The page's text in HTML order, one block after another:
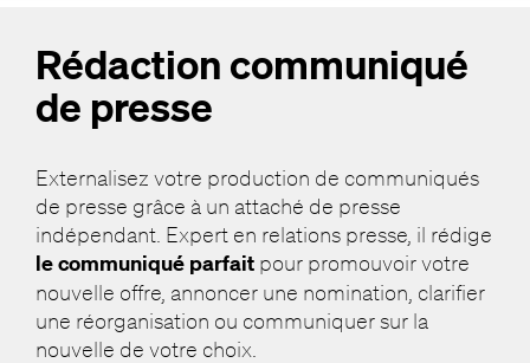
Rédaction communiqué
de presse
Externalisez votre production de communiqués
de presse grâce à un attaché de presse
indépendant. Expert en relations presse, il rédige
le communiqué parfaitpour promouvoir votre
nouvelle offre, annoncer une nomination, clarifier
une réorganisation ou communiquer sur la
nouvelle de votre choix.